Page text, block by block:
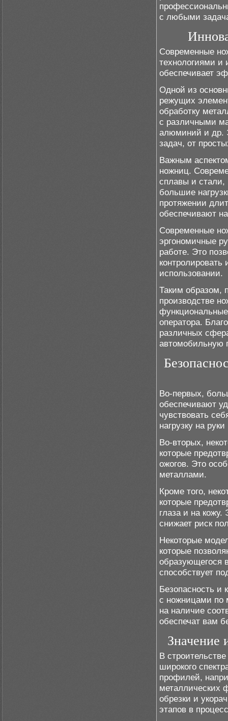
с любыми
Современные
технологиями и
обеспечивает
Одной из
режущих
обработку
с различными
алюминий и др.
задач, от
Важным
ножниц.
сплавы и стали,
большие
протяжении
обеспечивают
Современные
эргономичные
работе. Это
использовании.
Таким образом,
производстве
оператора.
различных
автомобильную
Во-первых,
обеспечивают
чувствовать
нагрузку на
Во-вторых,
которые
ожогов. Это
металлами.
Кроме того,
которые
глаза и на кожу.
снижает риск
Некоторые
которые
образующегося
способствует
Безопасность
с ножницами по
на наличие
обеспечат вам
Значение
В
широкого
профилей,
металлических
обрезки и
этапов в